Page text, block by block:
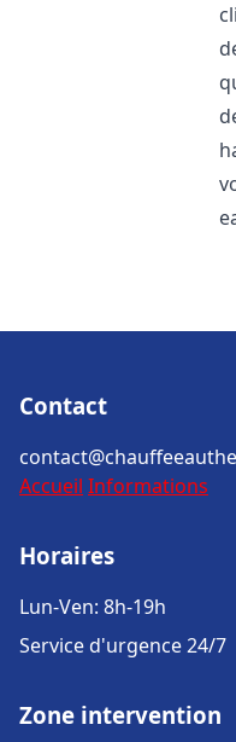
Contact
Accueil Informations
Horaires
Lun-Ven: 8h-19h
Service d'urgence 24/7
Zone intervention